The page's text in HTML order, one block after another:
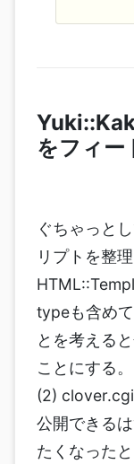
をフィー
ぐちゃっと
リプトを整
typeも含め
とを考える
ことにする
(2)
公開できる
たくなった